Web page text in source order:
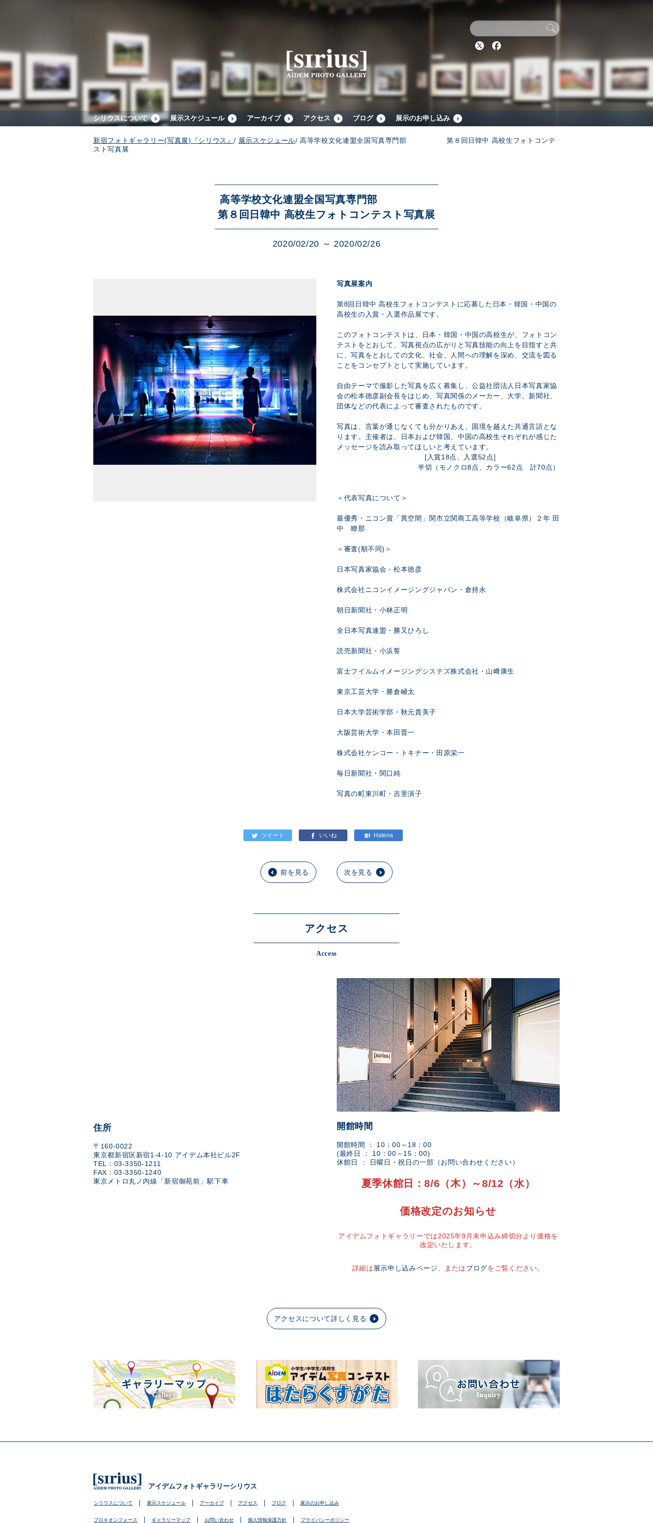
Twitter
シリウスについて 展示スケジュール アーカイブ アクセス ブログ 展示のお申し込み
新宿フォトギャラリー(写真展)『シリウス』/ 展示スケジュール/高等学校文化連盟全国写真専門部 第８回日韓中 高校生フォトコンテ
スト写真展
高等学校文化連盟全国写真専門部
第８回日韓中 高校生フォトコンテスト写真展
2020/02/20 ～ 2020/02/26
写真展案内
第8回日韓中 高校生フォトコンテストに応募した日本・韓国・中国の
高校生の入賞・入選作品展です。
このフォトコンテストは、日本・韓国・中国の高校生が、フォトコン
テストをとおして、写真視点の広がりと写真技能の向上を目指すと共
に、写真をとおしての文化、社会、人間への理解を深め、交流を図る
ことをコンセプトとして実施しています。
自由テーマで撮影した写真を広く募集し、公益社団法人日本写真家協
会の松本徳彦副会長をはじめ、写真関係のメーカー、大学、新聞社、
団体などの代表によって審査されたものです。
写真は、言葉が通じなくても分かりあえ、国境を越えた共通言語とな
ります。主催者は、日本および韓国、中国の高校生それぞれが感じた
メッセージを読み取ってほしいと考えています。
[入賞18点、入選52点]
半切（モノクロ8点、カラー62点 計70点）
＜代表写真について＞
最優秀・ニコン賞「異空間」関市立関商工高等学校（岐阜県）２年 田
中 瞭那
＜審査(順不同)＞
日本写真家協会・松本徳彦
株式会社ニコンイメージングジャパン・倉持永
朝日新聞社・小林正明
全日本写真連盟・勝又ひろし
読売新聞社・小浜誓
富士フイルムイメージングシステズ株式会社・山﨑康生
東京工芸大学・勝倉崚太
日本大学芸術学部・秋元貴美子
大阪芸術大学・本田晋一
株式会社ケンコー・トキナー・田原栄一
毎日新聞社・関口純
写真の町東川町・吉里演子
前を見る 次を見る
アクセス
Access
住所
〒160-0022
東京都新宿区新宿1-4-10 アイデム本社ビル2F
TEL：03-3350-1211
FAX：03-3350-1240
東京メトロ丸ノ内線「新宿御苑前」駅下車
開館時間
開館時間 ： 10：00～18：00
(最終日 ： 10：00～15：00)
休館日 ： 日曜日・祝日の一部（お問い合わせください）
夏季休館日：8/6（木）～8/12（水）
価格改定のお知らせ
アイデムフォトギャラリーでは2025年9月末申込み締切分より価格を
改定いたします。
詳細は 展示申し込みページ 、またはブログをご覧ください。
アクセスについて詳しく見る
アイデムフォトギャラリーシリウス
シリウスについて 展示スケジュール アーカイブ アクセス ブログ 展示のお申し込み
プロキオンフォース ギャラリーマップ お問い合わせ 個人情報保護方針 プライバシーポリシー
展示スケジュール
アーカイブ
ブログ
展示のお申し込み